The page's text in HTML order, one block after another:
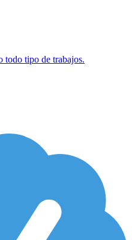
todo tipo de trabajos.